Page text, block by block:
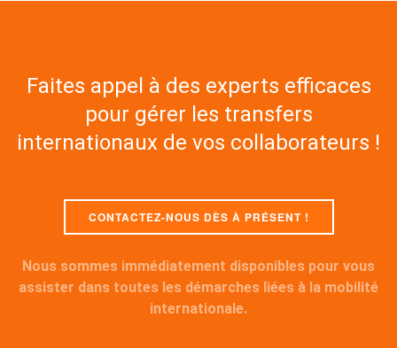
Faites appel à des experts efficaces
pour gérer les transfers
internationaux de vos collaborateurs !
CONTACTEZ-NOUS DÈS À PRÉSENT !
Nous sommes immédiatement disponibles pour vous
assister dans toutes les démarches liées à la mobilité
internationale.